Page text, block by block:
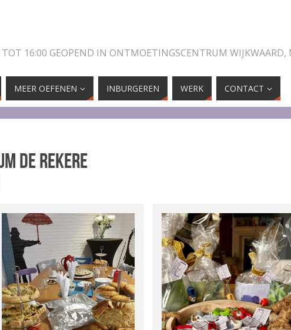
16:00 GEOPEND IN ONTMOETINGSCENTRUM
MEER OEFENEN INBURGEREN WERK CONTACT
de Rekere